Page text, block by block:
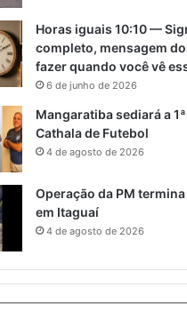
Horas iguais 10:10 —
completo, mensagem
fazer quando você vê
6 de junho de 2026
Mangaratiba sediará a
Cathala de Futebol
4 de agosto de 2026
Operação da PM
em Itaguaí
4 de agosto de 2026